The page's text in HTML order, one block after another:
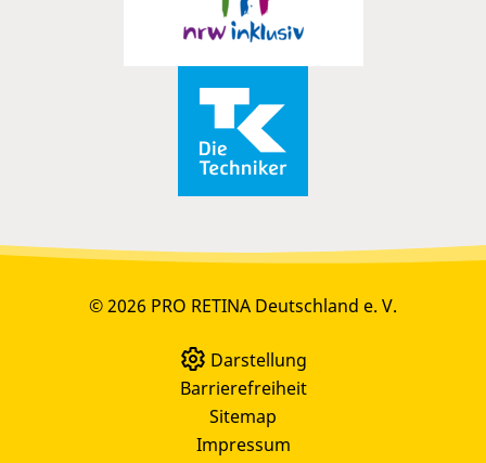
© 2026 PRO RETINA Deutschland e. V.
Darstellung
Barrierefreiheit
Sitemap
Impressum